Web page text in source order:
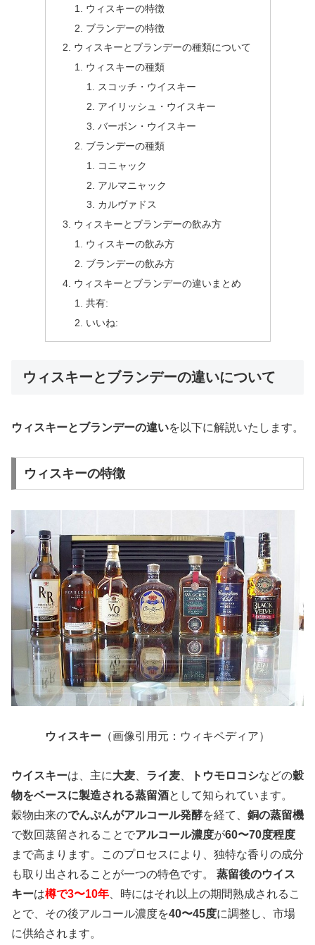
ウィスキーの特徴
ブランデーの特徴
ウィスキーとブランデーの種類について
ウィスキーの種類
スコッチ・ウイスキー
アイリッシュ・ウイスキー
バーボン・ウイスキー
ブランデーの種類
コニャック
アルマニャック
カルヴァドス
ウィスキーとブランデーの飲み方
ウィスキーの飲み方
ブランデーの飲み方
ウィスキーとブランデーの違いまとめ
共有:
いいね:
ウィスキーとブランデーの違いについて
ウィスキーとブランデーの違いを以下に解説いたします。
ウィスキーの特徴
ウィスキー （画像引用元：ウィキペディア）
ウイスキーは、主に大麦 ライ麦 トウモロコシなどの穀
物をベースに製造される蒸留酒として知られています。
穀物由来のでんぷんがアルコール発酵を経て、 銅の蒸留機
で数回蒸留されることでアルコール濃度が60〜70度程度
まで高まります。このプロセスにより、独特な香りの成分
も取り出されることが一つの特色です。
蒸留後のウイス
キーは樽で3〜10年 、時にはそれ以上の期間熟成されるこ
とで、その後アルコール濃度を40〜45度に調整し、市場
に供給されます。